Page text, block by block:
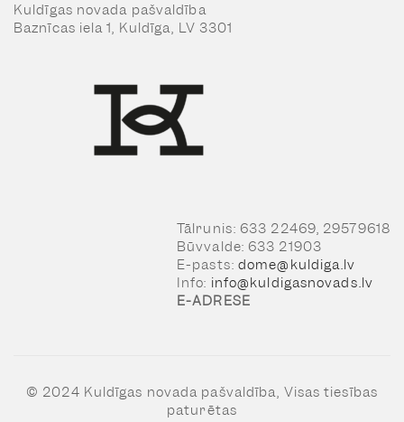
Kuldīgas novada pašvaldība
Baznīcas iela 1, Kuldīga, LV 3301
Tālrunis: 633 22469, 29579618
Būvvalde: 633 21903
E-pasts: dome@kuldiga.lv
Info: info@kuldigasnovads.lv
E-ADRESE
© 2024 Kuldīgas novada pašvaldība, Visas tiesības
paturētas